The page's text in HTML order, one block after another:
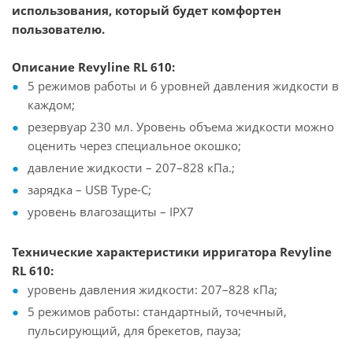
использования, который будет комфортен
пользователю.
Описание Revyline RL 610:
5 режимов работы и 6 уровней давления жидкости в
каждом;
резервуар 230 мл. Уровень объема жидкости можно
оценить через специальное окошко;
давление жидкости – 207–828 кПа.;
зарядка – USB Type-C;
уровень влагозащиты – IPX7
Технические характеристики ирригатора Revyline
RL 610:
уровень давления жидкости: 207–828 кПа;
5 режимов работы: стандартный, точечный,
пульсирующий, для брекетов, пауза;